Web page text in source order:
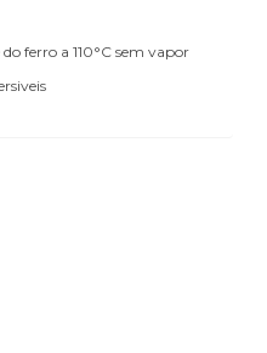
ferro a 110°C sem vapor